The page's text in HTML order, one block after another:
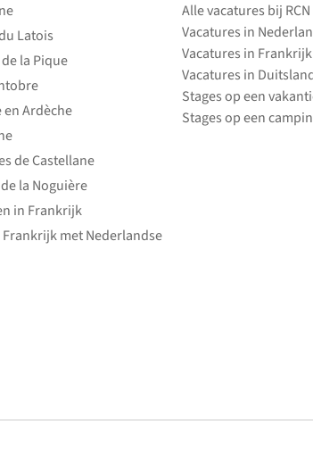
Latois
la Pique
en Ardèche
de Castellane
la Noguière
in Frankrijk
Frankrijk met Nederlandse
Alle vacatures bij
Vacatures in
Vacatures in Frankrijk
Vacatures in
Stages op een
Stages op een